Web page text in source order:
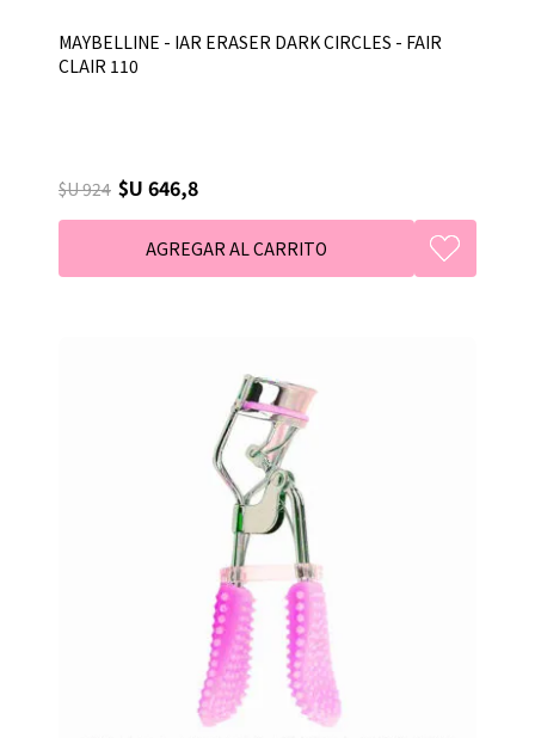
MAYBELLINE - IAR ERASER DARK CIRCLES - FAIR
CLAIR 110
$U 924 $U 646,8